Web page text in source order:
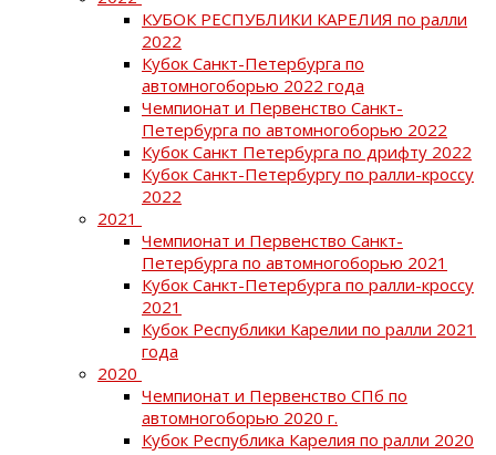
КУБОК РЕСПУБЛИКИ КАРЕЛИЯ по ралли
2022
Кубок Санкт-Петербурга по
автомногоборью 2022 года
Чемпионат и Первенство Санкт-
Петербурга по автомногоборью 2022
Кубок Санкт Петербурга по дрифту 2022
Кубок Санкт-Петербургу по ралли-кроссу
2022
2021
Чемпионат и Первенство Санкт-
Петербурга по автомногоборью 2021
Кубок Санкт-Петербурга по ралли-кроссу
2021
Кубок Республики Карелии по ралли 2021
года
2020
Чемпионат и Первенство СПб по
автомногоборью 2020 г.
Кубок Республика Карелия по ралли 2020